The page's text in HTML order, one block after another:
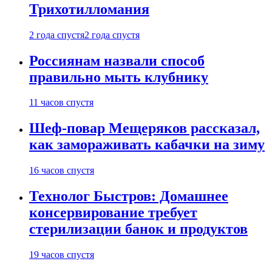
Трихотилломания
2 года спустя2 года спустя
Россиянам назвали способ
правильно мыть клубнику
11 часов спустя
Шеф-повар Мещеряков рассказал,
как замораживать кабачки на зиму
16 часов спустя
Технолог Быстров: Домашнее
консервирование требует
стерилизации банок и продуктов
19 часов спустя